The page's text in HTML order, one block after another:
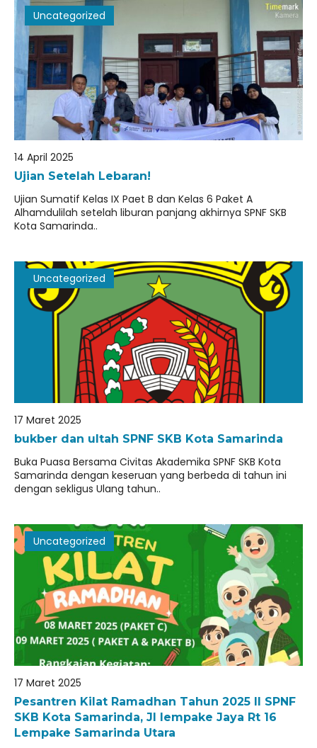
Uncategorized
14 April 2025
Ujian Setelah Lebaran!
Ujian Sumatif Kelas IX Paet B dan Kelas 6 Paket A
Alhamdulilah setelah liburan panjang akhirnya SPNF SKB
Kota Samarinda..
Uncategorized
17 Maret 2025
bukber dan ultah SPNF SKB Kota Samarinda
Buka Puasa Bersama Civitas Akademika SPNF SKB Kota
Samarinda dengan keseruan yang berbeda di tahun ini
dengan sekligus Ulang tahun..
Uncategorized
17 Maret 2025
Pesantren Kilat Ramadhan Tahun 2025 ll SPNF
SKB Kota Samarinda, Jl lempake Jaya Rt 16
Lempake Samarinda Utara